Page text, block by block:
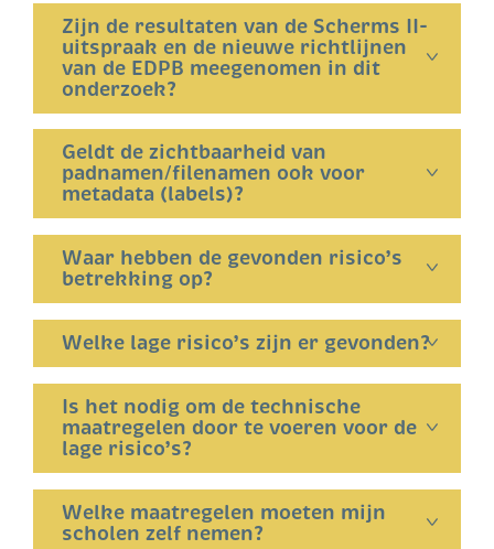
Zijn de resultaten van de Scherms II-
uitspraak en de nieuwe richtlijnen
van de EDPB meegenomen in dit
onderzoek?
Geldt de zichtbaarheid van
padnamen/filenamen ook voor
metadata (labels)?
Waar hebben de gevonden risico’s
betrekking op?
Welke lage risico’s zijn er gevonden?
Is het nodig om de technische
maatregelen door te voeren voor de
lage risico’s?
Welke maatregelen moeten mijn
scholen zelf nemen?